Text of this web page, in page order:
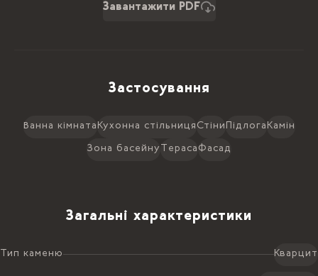
99180.58 ₴
Завантажити PDF
Застосування
Ванна кімната Кухонна стільниця Стіни ПідлогаКамін
Зона басейну Тераса Фасад
Загальні характеристики
Тип каменю Кварцит